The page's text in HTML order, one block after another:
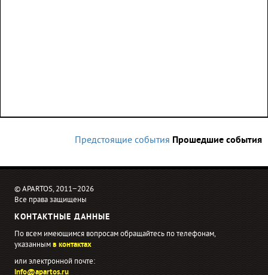
Предстоящие события Прошедшие события
© APARTOS, 2011−2026
Все права защищены
КОНТАКТНЫЕ ДАННЫЕ
По всем имеющимся вопросам обращайтесь по телефонам,
указаннымв контактах
или электронной почте:
info@apartos.ru